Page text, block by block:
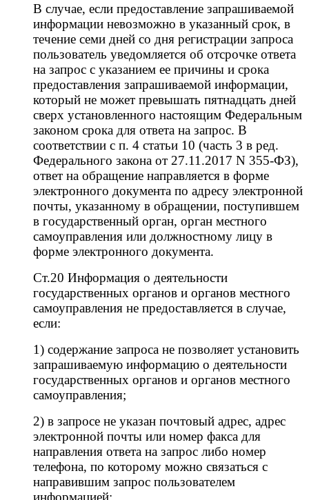
В случае, если предоставление запрашиваемой
информации невозможно в указанный срок, в
течение семи дней со дня регистрации запроса
пользователь уведомляется об отсрочке ответа
на запрос с указанием ее причины и срока
предоставления запрашиваемой информации,
который не может превышать пятнадцать дней
сверх установленного настоящим Федеральным
законом срока для ответа на запрос. В
соответствии с п. 4 статьи 10 (часть 3 в ред.
Федерального закона от 27.11.2017 N 355-ФЗ),
ответ на обращение направляется в форме
электронного документа по адресу электронной
почты, указанному в обращении, поступившем
в государственный орган, орган местного
самоуправления или должностному лицу в
форме электронного документа.
Ст.20 Информация о деятельности
государственных органов и органов местного
самоуправления не предоставляется в случае,
если:
1) содержание запроса не позволяет установить
запрашиваемую информацию о деятельности
государственных органов и органов местного
самоуправления;
2) в запросе не указан почтовый адрес, адрес
электронной почты или номер факса для
направления ответа на запрос либо номер
телефона, по которому можно связаться с
направившим запрос пользователем
информацией;